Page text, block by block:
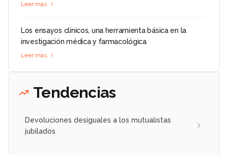
Leer más
Los ensayos clínicos, una herramienta básica en la
investigación médica y farmacológica
Leer más
Tendencias
Devoluciones desiguales a los mutualistas
jubilados